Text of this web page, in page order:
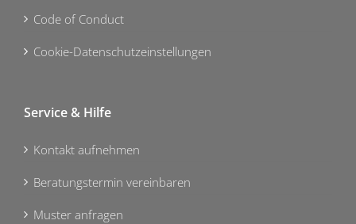
Code of Conduct
Cookie-Datenschutzeinstellungen
Service & Hilfe
Kontakt aufnehmen
Beratungstermin vereinbaren
Muster anfragen